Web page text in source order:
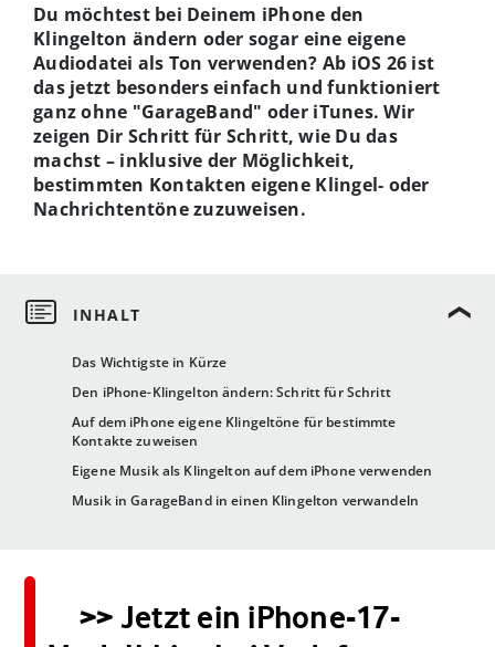
Das Wichtigste in Kürze
Den iPhone-Klingelton ändern: Schritt für Schritt
Auf dem iPhone eigene Klingeltöne für bestimmte
Kontakte zuweisen
Eigene Musik als Klingelton auf dem iPhone verwenden
Musik in GarageBand in einen Klingelton verwandeln
Du möchtest bei Deinem iPhone den
Klingelton ändern oder sogar eine eigene
Audiodatei als Ton verwenden? Ab iOS 26 ist
das jetzt besonders einfach und funktioniert
ganz ohne "GarageBand" oder iTunes. Wir
zeigen Dir Schritt für Schritt, wie Du das
machst – inklusive der Möglichkeit,
bestimmten Kontakten eigene Klingel- oder
Nachrichtentöne zuzuweisen.
>> Jetzt ein iPhone-17-